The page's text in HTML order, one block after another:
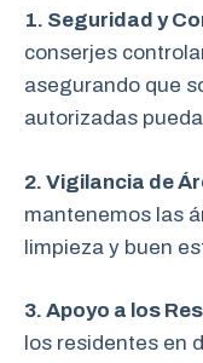
1. Seguridad y
conserjes
asegurando que
autorizadas
2. Vigilancia de
mantenemos las
limpieza y buen
3. Apoyo a los
los residentes en